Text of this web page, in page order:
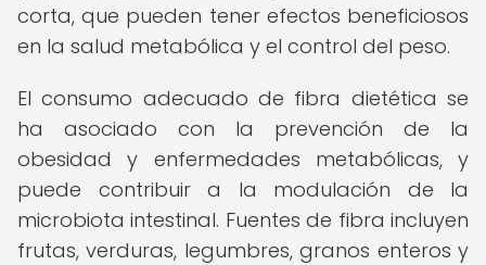
corta, que pueden tener efectos beneficiosos
en la salud metabólica y el control del peso.
El consumo adecuado de fibra dietética se
ha asociado con la prevención de la
obesidad y enfermedades metabólicas, y
puede contribuir a la modulación de la
microbiota intestinal. Fuentes de fibra incluyen
frutas, verduras, legumbres, granos enteros y